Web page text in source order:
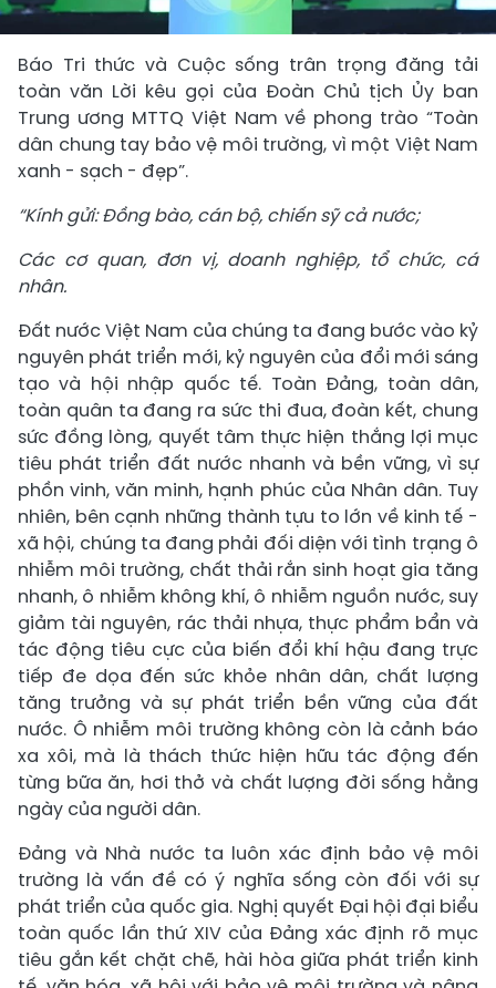
Báo Tri thức và Cuộc sống trân trọng đăng tải
toàn văn Lời kêu gọi của Đoàn Chủ tịch Ủy ban
Trung ương MTTQ Việt Nam về phong trào “Toàn
dân chung tay bảo vệ môi trường, vì một Việt Nam
xanh - sạch - đẹp”.
“Kính gửi: Đồng bào, cán bộ, chiến sỹ cả nước;
Các cơ quan, đơn vị, doanh nghiệp, tổ chức, cá
nhân.
Đất nước Việt Nam của chúng ta đang bước vào kỷ
nguyên phát triển mới, kỷ nguyên của đổi mới sáng
tạo và hội nhập quốc tế. Toàn Đảng, toàn dân,
toàn quân ta đang ra sức thi đua, đoàn kết, chung
sức đồng lòng, quyết tâm thực hiện thắng lợi mục
tiêu phát triển đất nước nhanh và bền vững, vì sự
phồn vinh, văn minh, hạnh phúc của Nhân dân. Tuy
nhiên, bên cạnh những thành tựu to lớn về kinh tế -
xã hội, chúng ta đang phải đối diện với tình trạng ô
nhiễm môi trường, chất thải rắn sinh hoạt gia tăng
nhanh, ô nhiễm không khí, ô nhiễm nguồn nước, suy
giảm tài nguyên, rác thải nhựa, thực phẩm bẩn và
tác động tiêu cực của biến đổi khí hậu đang trực
tiếp đe dọa đến sức khỏe nhân dân, chất lượng
tăng trưởng và sự phát triển bền vững của đất
nước. Ô nhiễm môi trường không còn là cảnh báo
xa xôi, mà là thách thức hiện hữu tác động đến
từng bữa ăn, hơi thở và chất lượng đời sống hằng
ngày của người dân.
Đảng và Nhà nước ta luôn xác định bảo vệ môi
trường là vấn đề có ý nghĩa sống còn đối với sự
phát triển của quốc gia. Nghị quyết Đại hội đại biểu
toàn quốc lần thứ XIV của Đảng xác định rõ mục
tiêu gắn kết chặt chẽ, hài hòa giữa phát triển kinh